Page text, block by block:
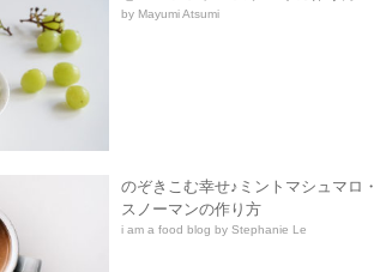
by Mayumi Atsumi
のぞきこむ幸せ♪ミントマシュマロ・
スノーマンの作り方
i am a food blog by Stephanie Le